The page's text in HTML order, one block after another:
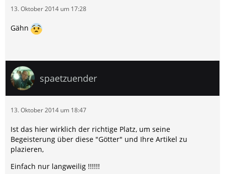
13. Oktober 2014 um 17:28
Gähn
spaetzuender
13. Oktober 2014 um 18:47
Ist das hier wirklich der richtige Platz, um seine
Begeisterung über diese "Götter" und Ihre Artikel zu
plazieren,
Einfach nur langweilig !!!!!!